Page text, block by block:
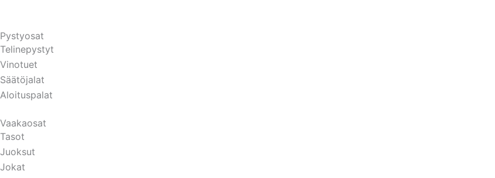
Pystyosat
Telinepystyt
Vinotuet
Säätöjalat
Aloituspalat
Vaakaosat
Tasot
Juoksut
Jokat